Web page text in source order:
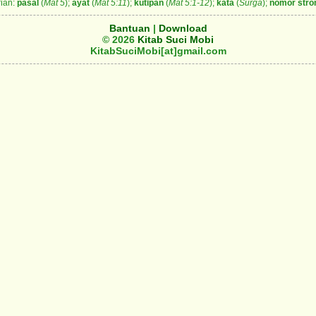
pasal (Mat 5); ayat(Mat 5:11); kutipan(Mat 5:1-12); kata(Surga); nomor
Bantuan | Download
© 2026 Kitab Suci Mobi
KitabSuciMobi[at]gmail.com